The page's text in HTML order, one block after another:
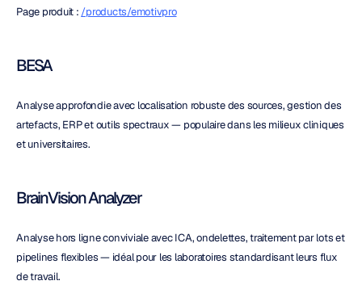
Page produit : /products/emotivpro
BESA
Analyse approfondie avec localisation robuste des sources, gestion des
artefacts, ERP et outils spectraux — populaire dans les milieux cliniques
et universitaires.
BrainVision Analyzer
Analyse hors ligne conviviale avec ICA, ondelettes, traitement par lots et
pipelines flexibles — idéal pour les laboratoires standardisant leurs flux
de travail.